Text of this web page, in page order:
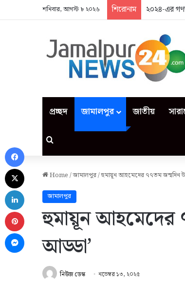
শনিবার, আগস্ট ৮ ২০২৬ শিরোনাম ২০২৪-এর
প্রচ্ছদ জামালপুর জাতীয়
Search for
Home/জামালপুর/হুমায়ূন আহমেদের ৭৭তম জন্মদিন
জামালপুর
হুমায়ূন আহমেদের
আড্ডা’
নিউজ ডেস্ক নভেম্বর ১৩, ২০২৫
Facebook
LinkedIn
Pinterest